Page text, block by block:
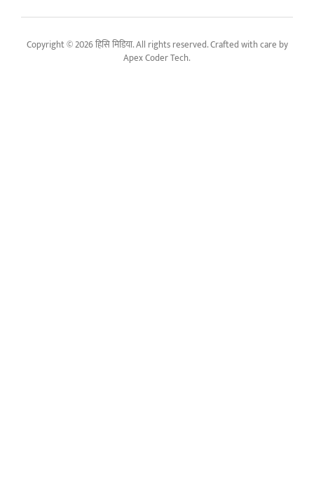
Copyright © 2026 हिसि मिडिया. All rights reserved. Crafted with care by
Apex Coder Tech.